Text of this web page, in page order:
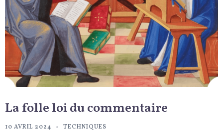
La folle loi du commentaire
10 AVRIL 2024 TECHNIQUES